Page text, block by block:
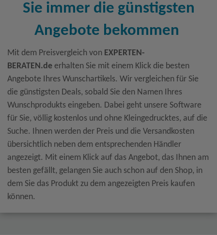
Sie immer die günstigsten
Angebote bekommen
Mit dem Preisvergleich von EXPERTEN-
BERATEN.de erhalten Sie mit einem Klick die besten
Angebote Ihres Wunschartikels. Wir vergleichen für Sie
die günstigsten Deals, sobald Sie den Namen Ihres
Wunschprodukts eingeben. Dabei geht unsere Software
für Sie, völlig kostenlos und ohne Kleingedrucktes, auf die
Suche. Ihnen werden der Preis und die Versandkosten
übersichtlich neben dem entsprechenden Händler
angezeigt. Mit einem Klick auf das Angebot, das Ihnen am
besten gefällt, gelangen Sie auch schon auf den Shop, in
dem Sie das Produkt zu dem angezeigten Preis kaufen
können.